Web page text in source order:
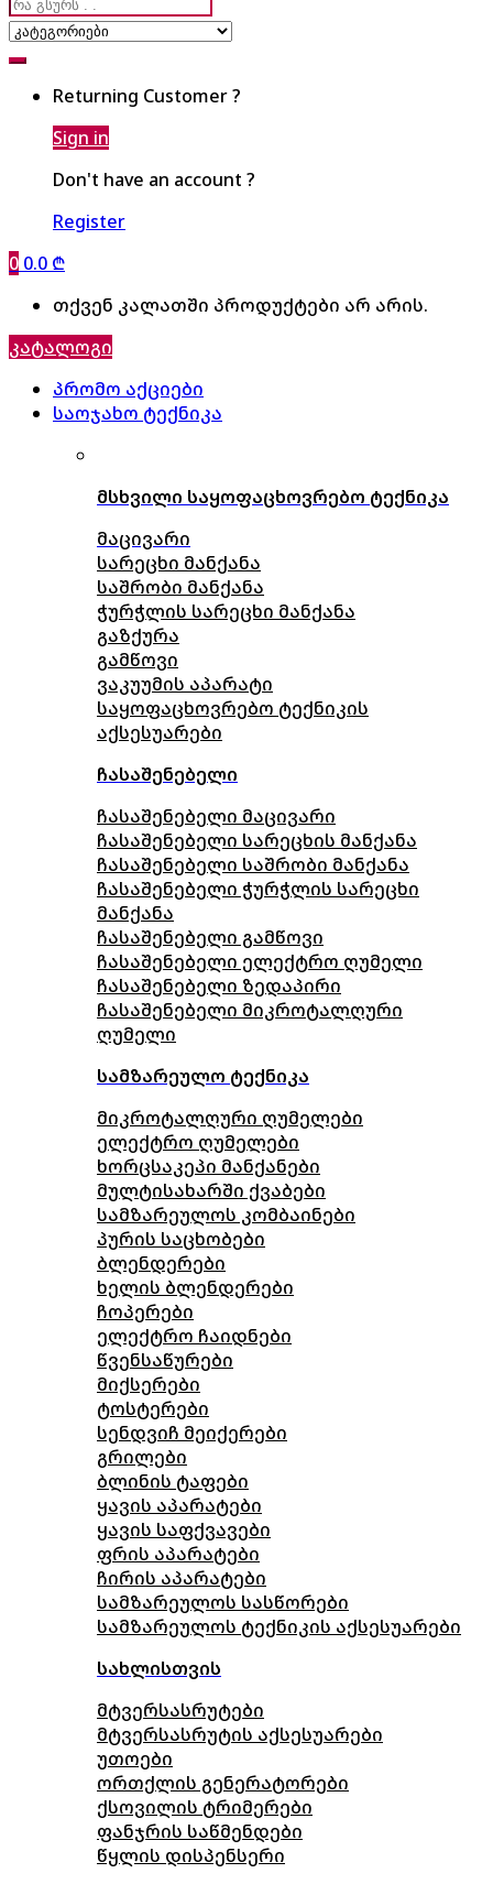
Returning Customer ?
Sign in
Don't have an account ?
Register
0 0.0 ₾
თქვენ კალათში პროდუქტები არ არის.
კატალოგი
პრომო აქციები
საოჯახო ტექნიკა
მსხვილი საყოფაცხოვრებო ტექნიკა
მაცივარი
სარეცხი მანქანა
საშრობი მანქანა
ჭურჭლის სარეცხი მანქანა
გაზქურა
გამწოვი
ვაკუუმის აპარატი
საყოფაცხოვრებო ტექნიკის
აქსესუარები
ჩასაშენებელი
ჩასაშენებელი მაცივარი
ჩასაშენებელი სარეცხის მანქანა
ჩასაშენებელი საშრობი მანქანა
ჩასაშენებელი ჭურჭლის სარეცხი
მანქანა
ჩასაშენებელი გამწოვი
ჩასაშენებელი ელექტრო ღუმელი
ჩასაშენებელი ზედაპირი
ჩასაშენებელი მიკროტალღური
ღუმელი
სამზარეულო ტექნიკა
მიკროტალღური ღუმელები
ელექტრო ღუმელები
ხორცსაკეპი მანქანები
მულტისახარში ქვაბები
სამზარეულოს კომბაინები
პურის საცხობები
ბლენდერები
ხელის ბლენდერები
ჩოპერები
ელექტრო ჩაიდნები
წვენსაწურები
მიქსერები
ტოსტერები
სენდვიჩ მეიქერები
გრილები
ბლინის ტაფები
ყავის აპარატები
ყავის საფქვავები
ფრის აპარატები
ჩირის აპარატები
სამზარეულოს სასწორები
სამზარეულოს ტექნიკის აქსესუარები
სახლისთვის
მტვერსასრუტები
მტვერსასრუტის აქსესუარები
უთოები
ორთქლის გენერატორები
ქსოვილის ტრიმერები
ფანჯრის საწმენდები
წყლის დისპენსერი